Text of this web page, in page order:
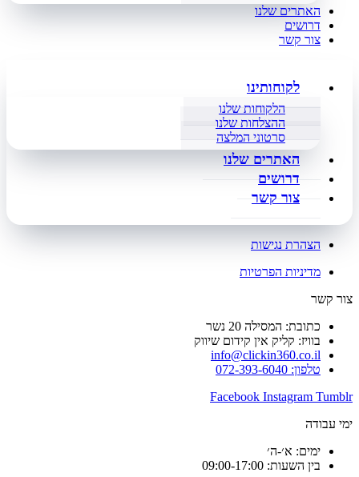
האתרים שלנו
דרושים
צור קשר
לקוחותינו
הלקוחות שלנו
ההצלחות שלנו
סרטוני המלצה
האתרים שלנו
דרושים
צור קשר
הצהרת נגישות
מדיניות הפרטיות
צור קשר
כתובת: המסילה 20 נשר
בוויז: קליק אין קידום שיווק
info@clickin360.co.il
טלפון: 072-393-6040
Facebook Instagram Tumblr
ימי עבודה
ימים: א׳-ה׳
בין השעות: 09:00-17:00